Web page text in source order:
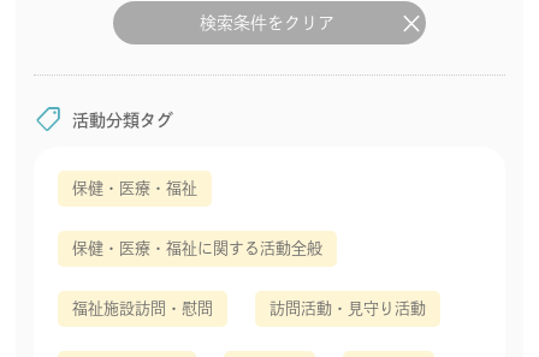
clear
検索条件をクリア
shoppingmode 活動分類タグ
保健・医療・福祉
保健・医療・福祉に関する活動全般
福祉施設訪問・慰問 訪問活動・見守り活動